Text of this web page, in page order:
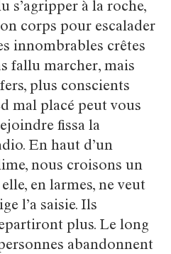
s’agripper à la roche,
corps pour escalader
innombrables crêtes
fallu marcher, mais
plus conscients
mal placé peut vous
fissa la
En haut d’un
nous croisons un
en larmes, ne veut
l’a saisie. Ils
plus. Le long
abandonnent